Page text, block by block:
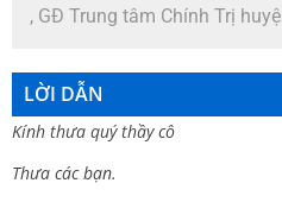
, GĐ Trung tâm Chính Trị
LỜI DẪN
Kính thưa quý thầy cô
Thưa các bạn.